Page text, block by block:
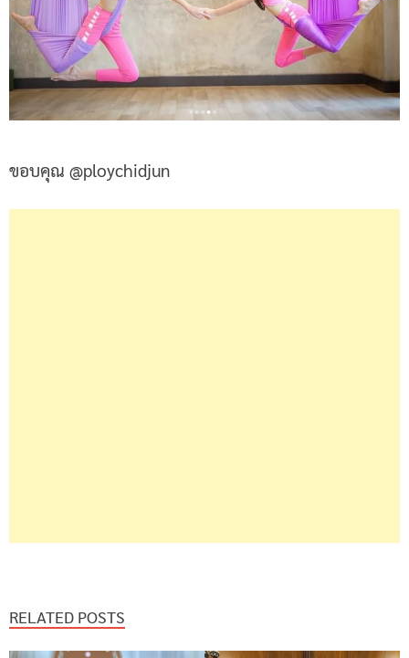
ขอบคุณ @ploychidjun
RELATED POSTS